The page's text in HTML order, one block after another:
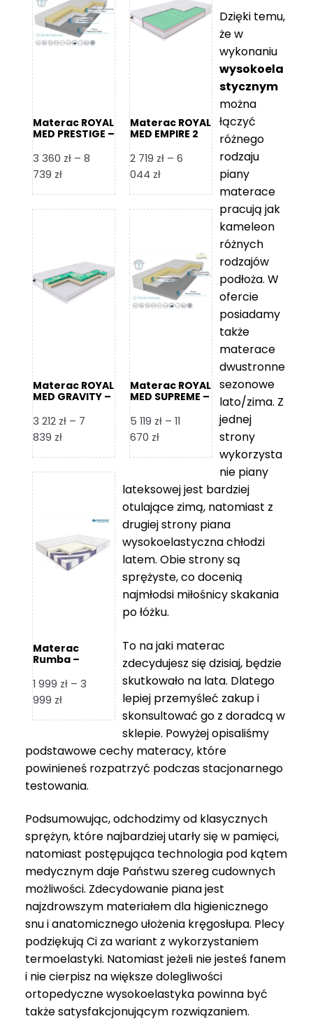
7
000 zł
8
865 zł
Materac ROYAL
MED PRESTIGE –
3 360 zł – 8
739 złZakres
od
8
739 zł
Materac ROYAL
MED EMPIRE 2
2 719 zł – 6
044 złZakres
od
6
044 zł
Materac ROYAL
MED GRAVITY –
3 212 zł – 7
839 złZakres
od
839 zł
Materac ROYAL
MED SUPREME –
5 119 zł – 11
670 złZakres
5
119 zł
do
670 zł
Materac
Rumba –
1 999 zł – 3
999 złZakres
1
999 zł
do
Dzięki temu,
że w
wykonaniu
wysokoela
stycznym
można
łączyć
różnego
rodzaju
piany
materace
pracują jak
kameleon
różnych
rodzajów
podłoża. W
ofercie
posiadamy
także
materace
dwustronne
sezonowe
lato/zima. Z
jednej
strony
wykorzysta
nie piany
lateksowej jest bardziej
otulające zimą, natomiast z
drugiej strony piana
wysokoelastyczna chłodzi
latem. Obie strony są
sprężyste, co docenią
najmłodsi miłośnicy skakania
po łóżku.
To na jaki materac
zdecydujesz się dzisiaj, będzie
skutkowało na lata. Dlatego
lepiej przemyśleć zakup i
skonsultować go z doradcą w
sklepie. Powyżej opisaliśmy
podstawowe cechy materacy, które
powinieneś rozpatrzyć podczas stacjonarnego
testowania.
Podsumowując, odchodzimy od klasycznych
sprężyn, które najbardziej utarły się w pamięci,
natomiast postępująca technologia pod kątem
medycznym daje Państwu szereg cudownych
możliwości. Zdecydowanie piana jest
najzdrowszym materiałem dla higienicznego
snu i anatomicznego ułożenia kręgosłupa. Plecy
podziękują Ci za wariant z wykorzystaniem
termoelastyki. Natomiast jeżeli nie jesteś fanem
i nie cierpisz na większe dolegliwości
ortopedyczne wysokoelastyka powinna być
także satysfakcjonującym rozwiązaniem.